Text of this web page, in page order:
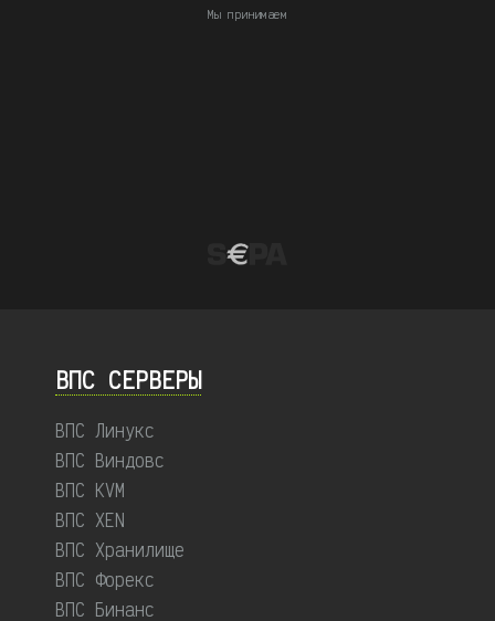
Мы принимаем
ВПС СЕРВЕРЫ
ВПС Линукс
ВПС Виндовс
ВПС KVM
ВПС XEN
ВПС Хранилище
ВПС Форекс
ВПС Бинанс